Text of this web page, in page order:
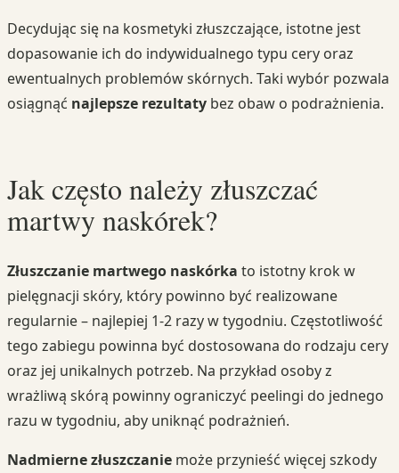
Decydując się na kosmetyki złuszczające, istotne jest
dopasowanie ich do indywidualnego typu cery oraz
ewentualnych problemów skórnych. Taki wybór pozwala
osiągnąć najlepsze rezultaty bez obaw o podrażnienia.
Jak często należy złuszczać
martwy naskórek?
Złuszczanie martwego naskórka to istotny krok w
pielęgnacji skóry, który powinno być realizowane
regularnie – najlepiej 1-2 razy w tygodniu. Częstotliwość
tego zabiegu powinna być dostosowana do rodzaju cery
oraz jej unikalnych potrzeb. Na przykład osoby z
wrażliwą skórą powinny ograniczyć peelingi do jednego
razu w tygodniu, aby uniknąć podrażnień.
Nadmierne złuszczanie może przynieść więcej szkody